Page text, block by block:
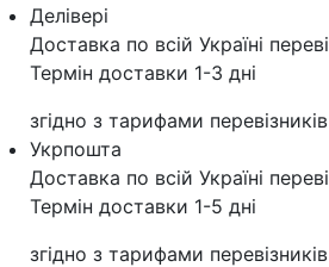
Делівері
Доставка по всій Україні
Термін доставки 1-3 дні
згідно з тарифами перевізників
Укрпошта
Доставка по всій Україні
Термін доставки 1-5 дні
згідно з тарифами перевізників